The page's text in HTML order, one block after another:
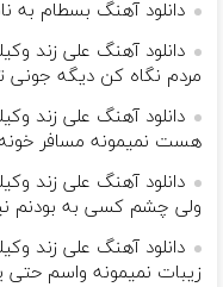
دانلود آهنگ بسطام به
دانلود آهنگ علی زند
مردم نگاه كن دیگه
دانلود آهنگ علی زند
هست نمیمونه مسافر
دانلود آهنگ علی زند
ولی چشم كسی به بودنم
دانلود آهنگ علی زند
زيبات نمیمونه واسم